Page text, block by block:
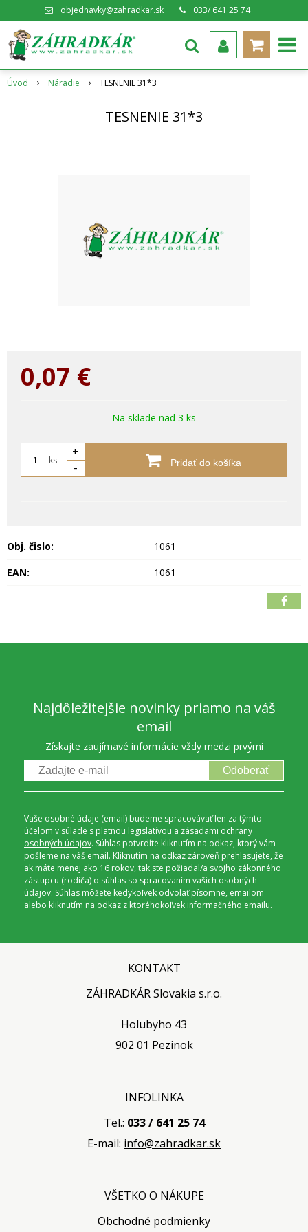
objednavky@zahradkar.sk 033/ 641 25 74
Úvod Náradie TESNENIE 31*3
TESNENIE 31*3
0,07 €
Na sklade nad 3 ks
ks
+
-
Pridať do košíka
Obj. čislo:
1061
EAN:
1061
Najdôležitejšie novinky priamo na váš
email
Získajte zaujímavé informácie vždy medzi prvými
Odoberať
Vaše osobné údaje (email) budeme spracovávať len za týmto
účelom v súlade s platnou legislatívou a zásadami ochrany
osobných údajov. Súhlas potvrdíte kliknutím na odkaz, ktorý vám
pošleme na váš email. Kliknutím na odkaz zároveň prehlasujete, že
ak máte menej ako 16 rokov, tak ste požiadal/a svojho zákonného
zástupcu (rodiča) o súhlas so spracovaním vašich osobných
údajov. Súhlas môžete kedykoľvek odvolať písomne, emailom
alebo kliknutím na odkaz z ktoréhokoľvek informačného emailu.
KONTAKT
ZÁHRADKÁR Slovakia s.r.o.
Holubyho 43
902 01 Pezinok
INFOLINKA
Tel.: 033 / 641 25 74
E-mail: info@zahradkar.sk
VŠETKO O NÁKUPE
Obchodné podmienky